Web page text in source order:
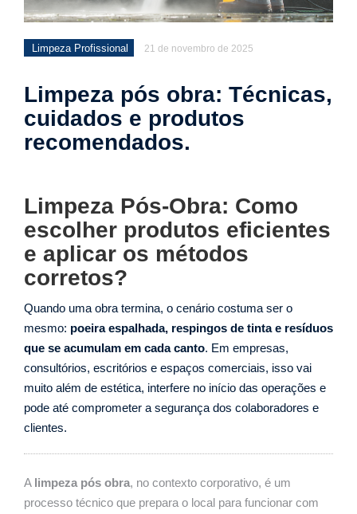
Limpeza Profissional 21 de novembro de 2025
Limpeza pós obra: Técnicas,
cuidados e produtos
recomendados.
Limpeza Pós-Obra: Como
escolher produtos eficientes
e aplicar os métodos
corretos?
Quando uma obra termina, o cenário costuma ser o
mesmo: poeira espalhada, respingos de tinta e resíduos
que se acumulam em cada canto. Em empresas,
consultórios, escritórios e espaços comerciais, isso vai
muito além de estética, interfere no início das operações e
pode até comprometer a segurança dos colaboradores e
clientes.
A limpeza pós obra, no contexto corporativo, é um
processo técnico que prepara o local para funcionar com